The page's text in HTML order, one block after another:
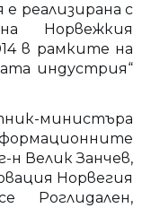
е реализирана с
Норвежкия
в рамките на
индустрия“
министъра
Велик Занчев,
Норвегия